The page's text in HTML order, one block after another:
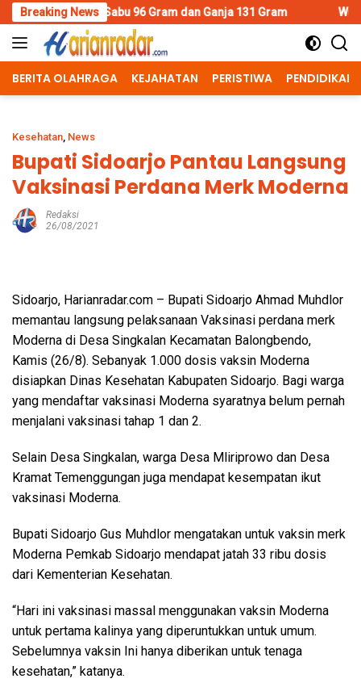
Skip
to
content
Breaking News
96 Gram dan Ganja 131 Gram Wujud Polisi Humanis,
BERITA OLAHRAGA KEJAHATAN PERISTIWA PENDIDIKAN
Kesehatan, News
Bupati Sidoarjo Pantau Langsung
Vaksinasi Perdana Merk Moderna
Redaksi
26/08/2021
Sidoarjo, Harianradar.com – Bupati Sidoarjo Ahmad Muhdlor
memantau langsung pelaksanaan Vaksinasi perdana merk
Moderna di Desa Singkalan Kecamatan Balongbendo,
Kamis (26/8). Sebanyak 1.000 dosis vaksin Moderna
disiapkan Dinas Kesehatan Kabupaten Sidoarjo. Bagi warga
yang mendaftar vaksinasi Moderna syaratnya belum pernah
menjalani vaksinasi tahap 1 dan 2.
Selain Desa Singkalan, warga Desa Mliriprowo dan Desa
Kramat Temenggungan juga mendapat kesempatan ikut
vaksinasi Moderna.
Bupati Sidoarjo Gus Muhdlor mengatakan untuk vaksin merk
Moderna Pemkab Sidoarjo mendapat jatah 33 ribu dosis
dari Kementerian Kesehatan.
“Hari ini vaksinasi massal menggunakan vaksin Moderna
untuk pertama kalinya yang diperuntukkan untuk umum.
Sebelumnya vaksin Ini hanya diberikan untuk tenaga
kesehatan,” katanya.